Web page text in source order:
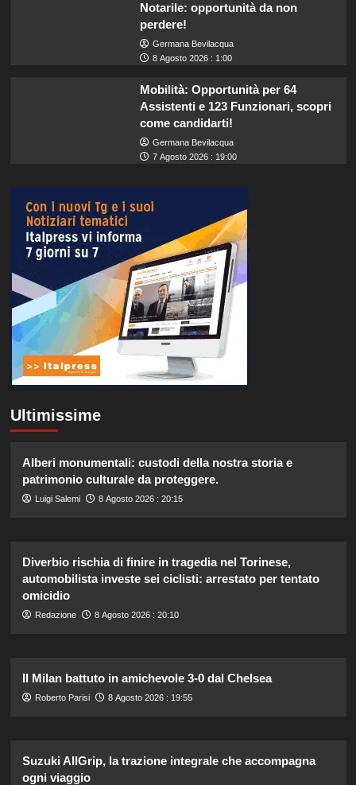
Notarile: opportunità da non
perdere!
Germana Bevilacqua
8 Agosto 2026 : 1:00
Mobilità: Opportunità per 64
Assistenti e 123 Funzionari, scopri
come candidarti!
Germana Bevilacqua
7 Agosto 2026 : 19:00
Ultimissime
Alberi monumentali: custodi della nostra storia e
patrimonio culturale da proteggere.
Luigi Salemi 8 Agosto 2026 : 20:15
Diverbio rischia di finire in tragedia nel Torinese,
automobilista investe sei ciclisti: arrestato per tentato
omicidio
Redazione 8 Agosto 2026 : 20:10
Il Milan battuto in amichevole 3-0 dal Chelsea
Roberto Parisi 8 Agosto 2026 : 19:55
Suzuki AllGrip, la trazione integrale che accompagna
ogni viaggio